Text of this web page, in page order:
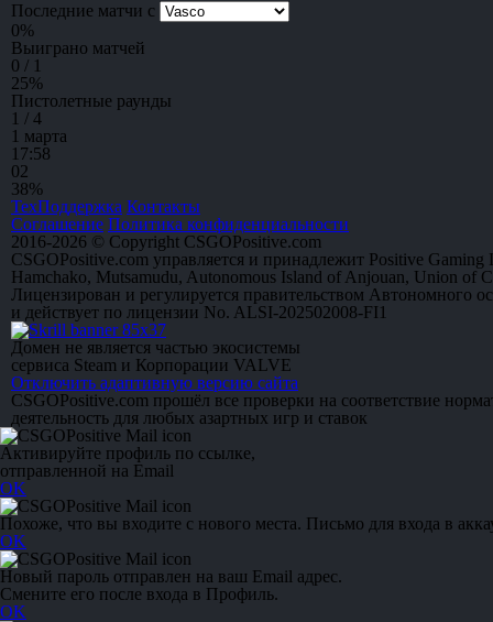
Последние матчи с
0%
Выиграно матчей
0 / 1
25%
Пистолетные раунды
1 / 4
1 марта
17:58
02
38%
ТехПоддержка Контакты
Соглашение Политика конфиденциальности
2016-2026 © Copyright CSGOPositive.com
CSGOPositive.com управляется и принадлежит Positive Gaming
Hamchako, Mutsamudu, Autonomous Island of Anjouan, Union of
Лицензирован и регулируется правительством Автономного
и действует по лицензии No. ALSI-202502008-FI1
Домен не является частью экосистемы
сервиса Steam и Корпорации VALVE
Отключить адаптивную версию сайта
CSGOPositive.com прошёл все проверки на соответствие
деятельность для любых азартных игр и ставок
Активируйте профиль по ссылке,
отправленной на Email
OK
Похоже, что вы входите с нового места. Письмо для входа в
OK
Новый пароль отправлен на ваш Email адрес.
Смените его после входа в Профиль.
OK